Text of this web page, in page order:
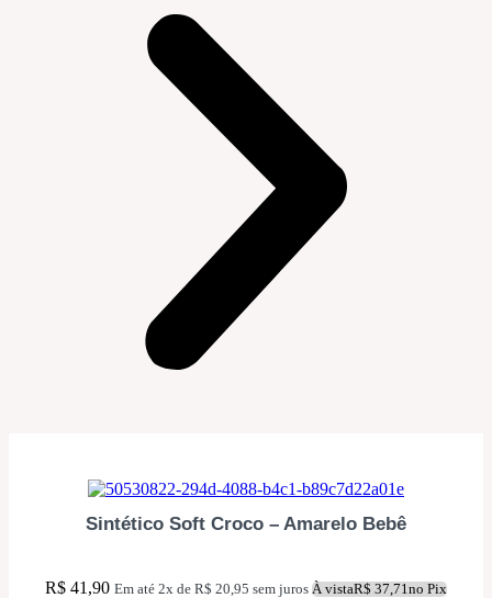
Sintético Soft Croco – Amarelo Bebê
R$ 41,90 Em até 2x de R$ 20,95 sem juros À vistaR$ 37,71 no Pix